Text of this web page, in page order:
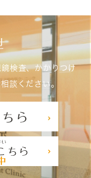
検査、かかりつけ
談ください。